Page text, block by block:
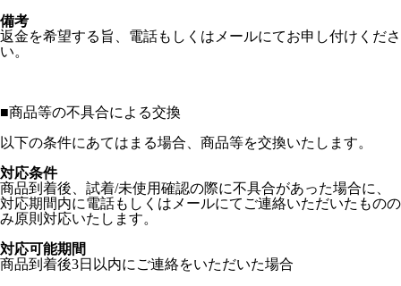
備考
返金を希望する旨、電話もしくはメールにてお申し付けくださ
い。
■商品等の不具合による交換
以下の条件にあてはまる場合、商品等を交換いたします。
対応条件
商品到着後、試着/未使用確認の際に不具合があった場合に、
対応期間内に電話もしくはメールにてご連絡いただいたものの
み原則対応いたします。
対応可能期間
商品到着後3日以内にご連絡をいただいた場合